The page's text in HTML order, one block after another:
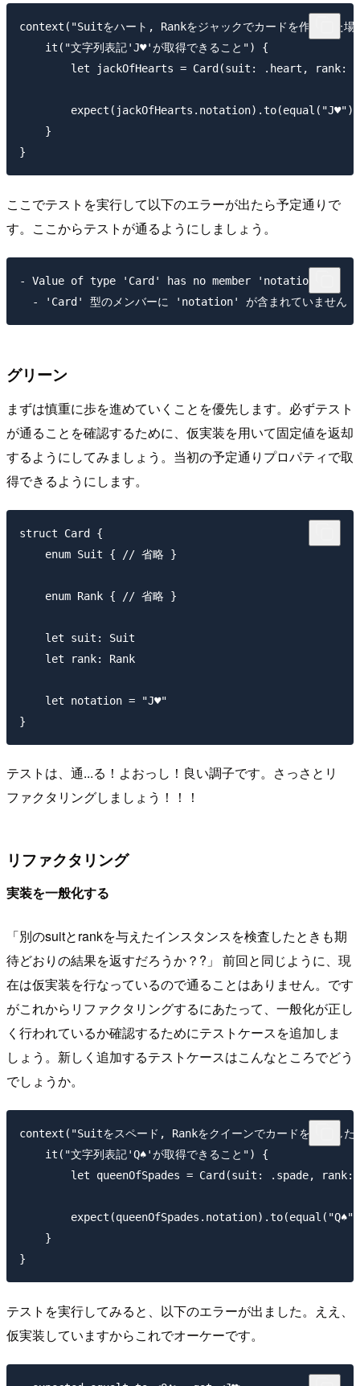
context("Suitをハート, Rankをジャックでカードを作成した
    it("文字列表記'J♥'が取得できること") {
let jackOfHearts = Card(suit: .heart, rank:
        expect(jackOfHearts.notation).to(equal("J♥"))
    }
ここでテストを実行して以下のエラーが出たら予定通りで
す。ここからテストが通るようにしましょう。
- Value of type 'Card' has no member 'notation'
グリーン
まずは慎重に歩を進めていくことを優先します。必ずテスト
が通ることを確認するために、仮実装を用いて固定値を返却
するようにしてみましょう。当初の予定通りプロパティで取
得できるようにします。
struct Card {
    enum Suit { // 省略 }
    enum Rank { // 省略 }
    let suit: Suit
    let rank: Rank
    let notation = "J♥"
テストは、通...る！よおっし！良い調子です。さっさとリ
ファクタリングしましょう！！！
リファクタリング
実装を一般化する
「別のsuitとrankを与えたインスタンスを検査したときも期
待どおりの結果を返すだろうか？?」 前回と同じように、現
在は仮実装を行なっているので通ることはありません。です
がこれからリファクタリングするにあたって、一般化が正し
く行われているか確認するためにテストケースを追加しま
しょう。新しく追加するテストケースはこんなところでどう
でしょうか。
context("Suitをスペード, Rankをクイーンでカードを作成し
    it("文字列表記'Q♠'が取得できること") {
let queenOfSpades = Card(suit: .spade, rank:
    }
テストを実行してみると、以下のエラーが出ました。ええ、
仮実装していますからこれでオーケーです。